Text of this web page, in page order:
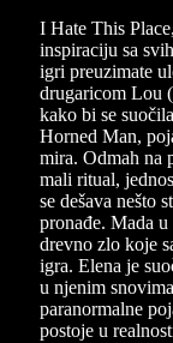
I Hate This
inspiraciju sa
igri preuzimate
drugaricom Lou
kako bi se
Horned Man,
mira. Odmah na
mali ritual,
se dešava nešto
pronađe. Mada
drevno zlo koje
igra. Elena je
u njenim
paranormalne
postoje u